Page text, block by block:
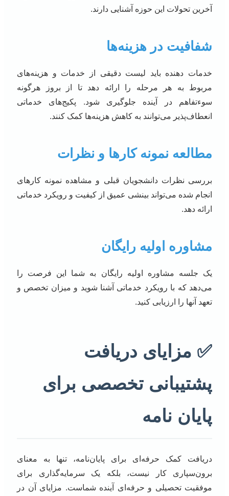
آخرین تحولات این حوزه آشنایی دارند.
شفافیت در هزینه‌ها
خدمات دهنده باید لیست دقیقی از خدمات و هزینه‌های
مربوط به هر مرحله را ارائه دهد تا از بروز هرگونه
سوءتفاهم در آینده جلوگیری شود. پکیج‌های خدماتی
انعطاف‌پذیر می‌توانند به کاهش هزینه‌ها کمک کنند.
مطالعه نمونه کارها و نظرات
بررسی نظرات دانشجویان قبلی و مشاهده نمونه کارهای
انجام شده می‌تواند بینشی عمیق از کیفیت و رویکرد خدماتی
ارائه دهد.
مشاوره اولیه رایگان
یک جلسه مشاوره اولیه رایگان به شما این فرصت را
می‌دهد که با رویکرد خدماتی آشنا شوید و میزان تخصص و
تعهد آنها را ارزیابی کنید.
✅ مزایای دریافت
پشتیبانی تخصصی برای
پایان نامه
دریافت کمک حرفه‌ای برای پایان‌نامه، تنها به معنای
برون‌سپاری کار نیست، بلکه یک سرمایه‌گذاری برای
موفقیت تحصیلی و حرفه‌ای آینده شماست. مزایای آن در